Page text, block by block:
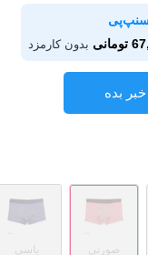
بدون کارمزد
بده
صورتی یاسی